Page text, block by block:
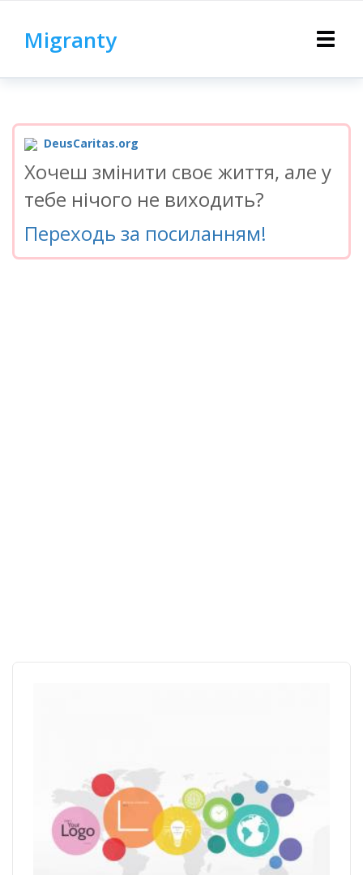
Toggle
Migranty
DeusCaritas.org
Хочеш змінити своє життя, але у
тебе нічого не виходить?
Переходь за посиланням!